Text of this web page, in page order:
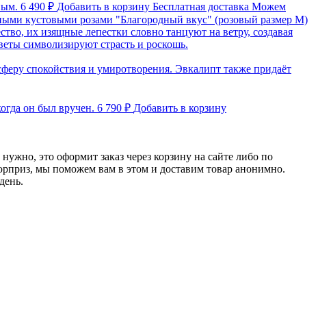
6 490 ₽ Добавить в корзину Бесплатная доставка Можем
кустовыми розами "Благородный вкус" (розовый размер M)
их изящные лепестки словно танцуют на ветру, создавая
символизируют страсть и роскошь.
спокойствия и умиротворения. Эвкалипт также придаёт
он был вручен. 6 790 ₽ Добавить в корзину
это оформит заказ через корзину на сайте либо по
мы поможем вам в этом и доставим товар анонимно.